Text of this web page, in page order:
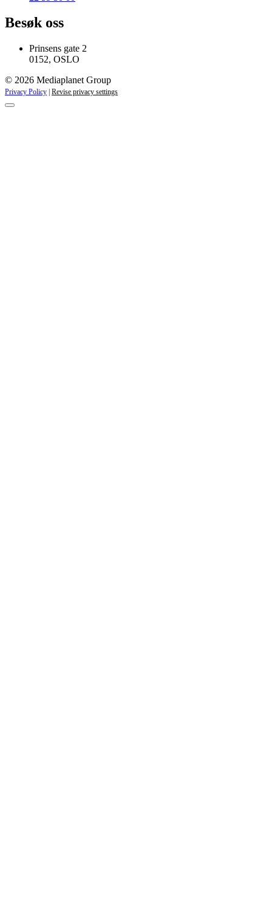
Besøk oss
Prinsens gate 2
0152, OSLO
© 2026 Mediaplanet Group
Privacy Policy Revise privacy settings